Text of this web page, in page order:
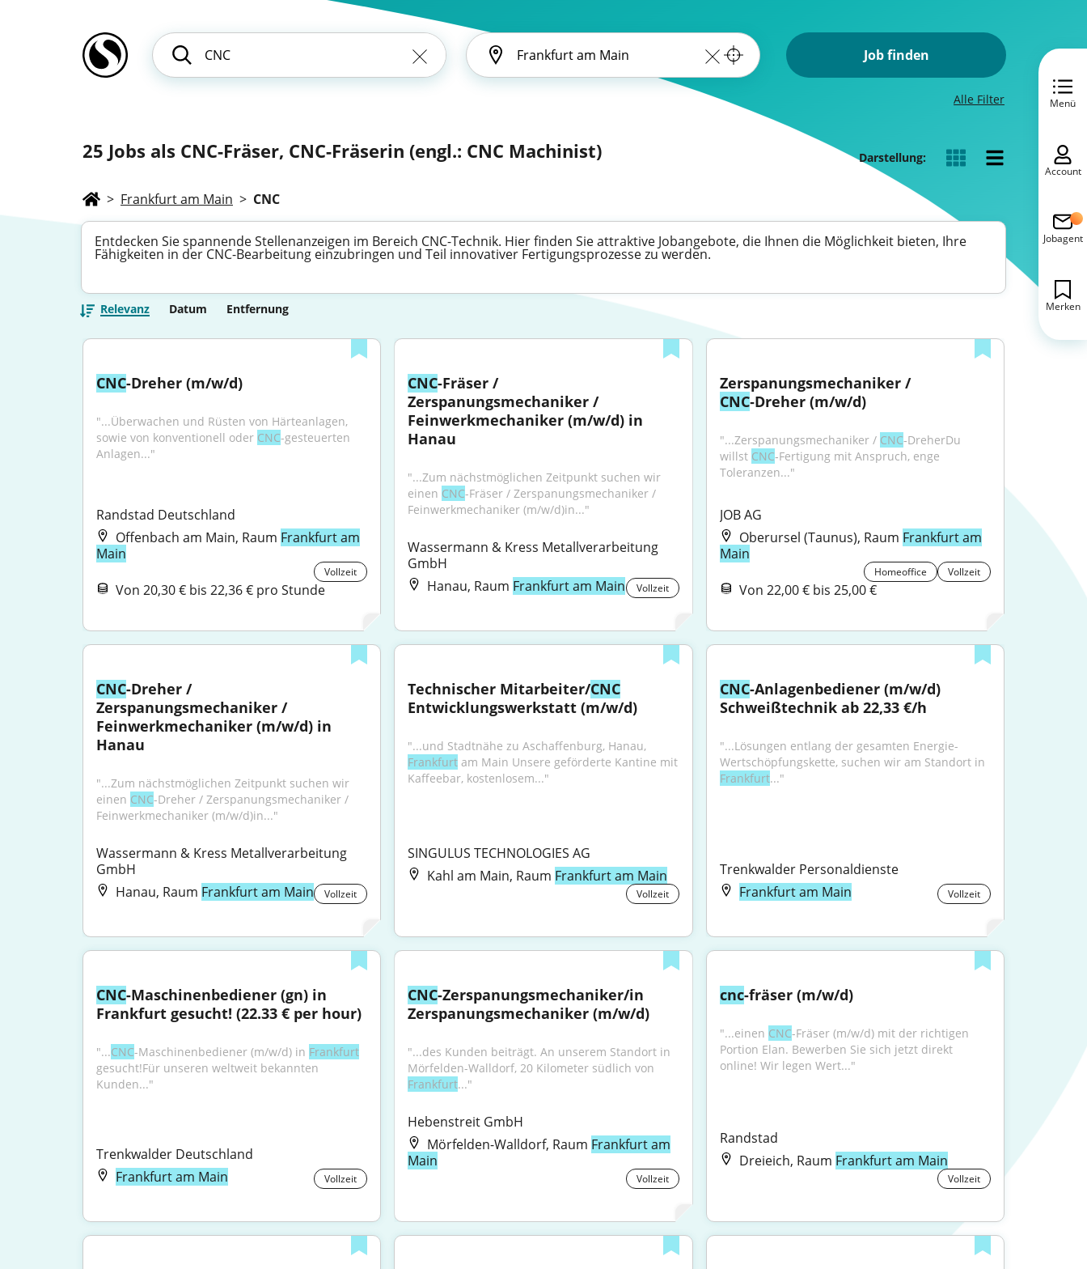
Job finden
Alle Filter
25 Jobs als CNC-Fräser, CNC-Fräserin (engl.: CNC Machinist) Darstellung:
> Frankfurt am Main > CNC
Entdecken Sie spannende Stellenanzeigen im Bereich CNC-Technik. Hier finden Sie attraktive Jobangebote, die Ihnen die Möglichkeit bieten, Ihre
Fähigkeiten in der CNC-Bearbeitung einzubringen und Teil innovativer Fertigungsprozesse zu werden.
Relevanz Datum Entfernung
CNC-Dreher (m/w/d)
"...Überwachen und Rüsten von Härteanlagen,
sowie von konventionell oder CNC-gesteuerten
Anlagen..."
Randstad Deutschland
Offenbach am Main, Raum Frankfurt am
Main
Vollzeit
Von 20,30 € bis 22,36 € pro Stunde
CNC-Fräser /
Zerspanungsmechaniker /
Feinwerkmechaniker (m/w/d) in
Hanau
"...Zum nächstmöglichen Zeitpunkt suchen wir
einen CNC-Fräser / Zerspanungsmechaniker /
Feinwerkmechaniker (m/w/d)in..."
Wassermann & Kress Metallverarbeitung
GmbH
Hanau, Raum Frankfurt am Main Vollzeit
Zerspanungsmechaniker /
CNC‑Dreher (m/w/d)
"...Zerspanungsmechaniker / CNC‑DreherDu
willst CNC‑Fertigung mit Anspruch, enge
Toleranzen..."
JOB AG
Oberursel (Taunus), Raum Frankfurt am
Main
Homeoffice Vollzeit
Von 22,00 € bis 25,00 €
CNC-Dreher /
Zerspanungsmechaniker /
Feinwerkmechaniker (m/w/d) in
Hanau
"...Zum nächstmöglichen Zeitpunkt suchen wir
einen CNC-Dreher / Zerspanungsmechaniker /
Feinwerkmechaniker (m/w/d)in..."
Wassermann & Kress Metallverarbeitung
GmbH
Hanau, Raum Frankfurt am Main Vollzeit
Technischer Mitarbeiter/CNC
Entwicklungswerkstatt (m/w/d)
Frankfurt am Main Unsere geförderte Kantine mit
Kaffeebar, kostenlosem..."
SINGULUS TECHNOLOGIES AG
Kahl am Main, Raum Frankfurt am Main
Vollzeit
CNC-Anlagenbediener (m/w/d)
Schweißtechnik ab 22,33 €/h
"...Lösungen entlang der gesamten Energie-
Frankfurt..."
Trenkwalder Personaldienste
Frankfurt am Main
Vollzeit
CNC-Maschinenbediener (gn) in
Frankfurt gesucht! (22.33 € per hour)
"...CNC-Maschinenbediener (m/w/d) in Frankfurt
gesucht!Für unseren weltweit bekannten
Kunden..."
Trenkwalder Deutschland
Frankfurt am Main
Vollzeit
CNC-Zerspanungsmechaniker/in
Zerspanungsmechaniker (m/w/d)
"...des Kunden beiträgt. An unserem Standort in
Frankfurt..."
Hebenstreit GmbH
Mörfelden-Walldorf, Raum Frankfurt am
Main
Vollzeit
cnc-fräser (m/w/d)
"...einen CNC-Fräser (m/w/d) mit der richtigen
Portion Elan. Bewerben Sie sich jetzt direkt
online! Wir legen Wert..."
Randstad
Dreieich, Raum Frankfurt am Main
Vollzeit
Menü
Account
Jobagent
Merken